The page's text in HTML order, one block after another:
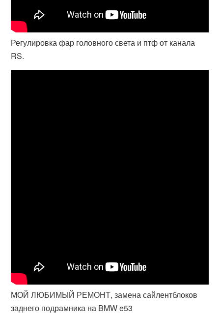
Регулировка фар головного света и птф от канала
RS.
МОЙ ЛЮБИМЫЙ РЕМОНТ, замена сайлентблоков
заднего подрамника на BMW e53